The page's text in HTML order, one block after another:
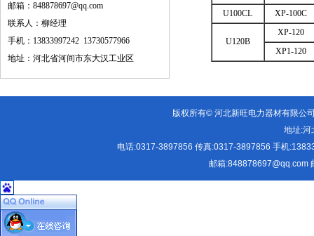
邮箱：848878697@qq.com
联系人：柳经理
手机：13833997242 13730577966
地址：河北省河间市东大汉工业区
U100CL
XP-100C
U120B
XP-120
XP1-120
版权所有© 河北新旺电力器材有限公
地址:河
电话:0317-3897856 传真:0317-3897856 手机:
邮箱:848878697@qq.com